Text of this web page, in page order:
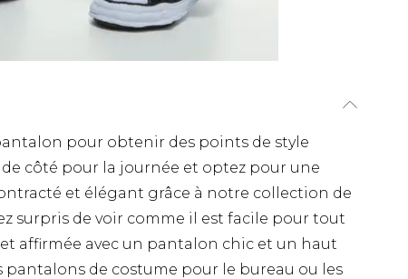
pour obtenir des points de style
côté pour la journée et optez pour une
et élégant grâce à notre collection de
surpris de voir comme il est facile pour tout
affirmée avec un pantalon chic et un haut
pantalons de costume pour le bureau ou les